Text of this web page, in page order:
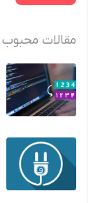
مقالات محبوب